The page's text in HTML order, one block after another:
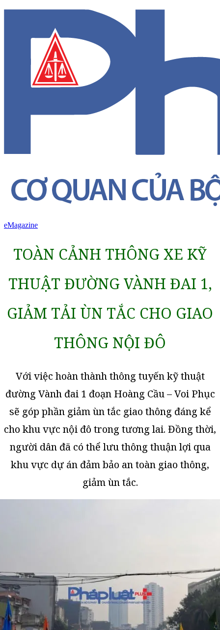
eMagazine
TOÀN CẢNH THÔNG XE KỸ
THUẬT ĐƯỜNG VÀNH ĐAI 1,
GIẢM TẢI ÙN TẮC CHO GIAO
THÔNG NỘI ĐÔ
Với việc hoàn thành thông tuyến kỹ thuật
đường Vành đai 1 đoạn Hoàng Cầu – Voi Phục
sẽ góp phần giảm ùn tắc giao thông đáng kể
cho khu vực nội đô trong tương lai. Đồng thời,
người dân đã có thể lưu thông thuận lợi qua
khu vực dự án đảm bảo an toàn giao thông,
giảm ùn tắc.